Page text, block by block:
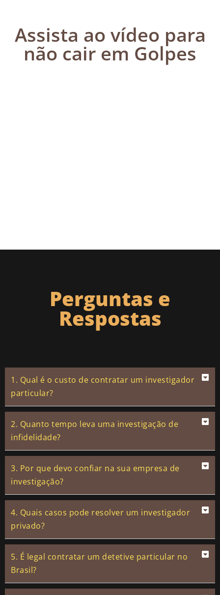
Assista ao vídeo para
não cair em Golpes
Perguntas e
Respostas
1. Qual é o custo de contratar um investigador
particular?
2. Quanto tempo leva uma investigação de
infidelidade?
3. Por que devo confiar na sua empresa de
investigação?
4. Quais casos pode resolver um investigador
privado?
5. É legal contratar um detetive particular no
Brasil?